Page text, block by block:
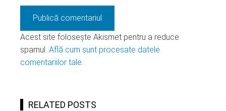
Acest site folosește Akismet pentru a reduce
spamul. Află cum sunt procesate datele
comentariilor tale.
RELATED POSTS